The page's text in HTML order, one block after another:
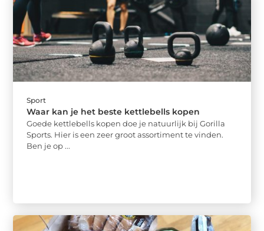
Sport
Waar kan je het beste kettlebells kopen
Goede kettlebells kopen doe je natuurlijk bij Gorilla
Sports. Hier is een zeer groot assortiment te vinden.
Ben je op ...